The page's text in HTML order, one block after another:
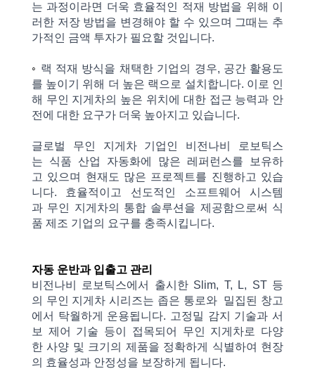
는 과정이라면 더욱 효율적인 적재 방법을 위해 이
러한 저장 방법을 변경해야 할 수 있으며 그때는 추
가적인 금액 투자가 필요할 것입니다.
◦ 랙 적재 방식을 채택한 기업의 경우, 공간 활용도
를 높이기 위해 더 높은 랙으로 설치합니다. 이로 인
해 무인 지게차의 높은 위치에 대한 접근 능력과 안
전에 대한 요구가 더욱 높아지고 있습니다.
글로벌 무인 지게차 기업인
비전나비 로보틱스
는
식품 산업 자동화에 많은 레퍼런스를
보유하
고 있으며 현재도 많은 프로젝트를 진행하고 있습
니다. 효율적이고
선도적인 소프트웨어
시스템
과 무인 지게차의 통합 솔루션을 제공함으로써 식
품 제조 기업의 요구를 충족시킵니다.
자동 운반과입출고 관리
비전나비 로보틱스에서
출시한 Slim, T, L, ST 등
의 무인 지게차 시리즈는 좁은 통로와 밀집된 창고
에서 탁월하게 운용됩니다. 고정밀 감지 기술과 서
보
제어 기술 등이 접목되어
무인 지게차로 다양
한 사양 및 크기의 제품을 정확하게 식별하여 현장
의 효율성과 안정성을 보장하게 됩니다.